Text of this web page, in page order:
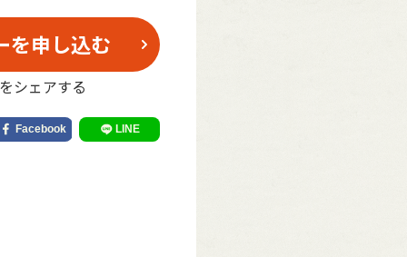
を申し込む
シェアする